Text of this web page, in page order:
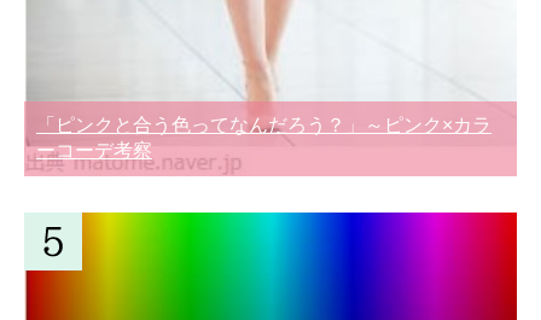
「ピンクと合う色ってなんだろう？」～ピンク×カラ
ーコーデ考察